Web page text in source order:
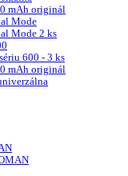
mAh originál
Mode
Mode 2 ks
600 - 3 ks
mAh originál